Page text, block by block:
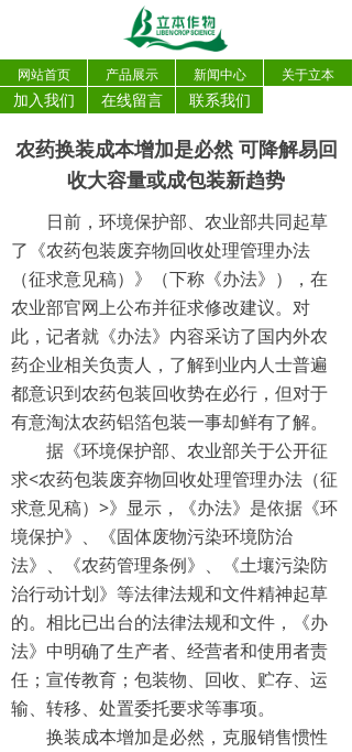
网站首页 产品展示 新闻中心 关于立本
加入我们 在线留言 联系我们
农药换装成本增加是必然 可降解易回
收大容量或成包装新趋势
日前，环境保护部、农业部共同起草
了《农药包装废弃物回收处理管理办法
（征求意见稿）》（下称《办法》），在
农业部官网上公布并征求修改建议。对
此，记者就《办法》内容采访了国内外农
药企业相关负责人，了解到业内人士普遍
都意识到农药包装回收势在必行，但对于
有意淘汰农药铝箔包装一事却鲜有了解。
据《环境保护部、农业部关于公开征
求<农药包装废弃物回收处理管理办法（征
求意见稿）>》显示，《办法》是依据《环
境保护》、《固体废物污染环境防治
法》、《农药管理条例》、《土壤污染防
治行动计划》等法律法规和文件精神起草
的。相比已出台的法律法规和文件，《办
法》中明确了生产者、经营者和使用者责
任；宣传教育；包装物、回收、贮存、运
输、转移、处置委托要求等事项。
换装成本增加是必然，克服销售惯性